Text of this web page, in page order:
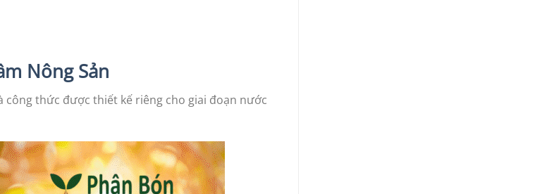
Nông Sản
thức được thiết kế riêng cho giai đoạn nước